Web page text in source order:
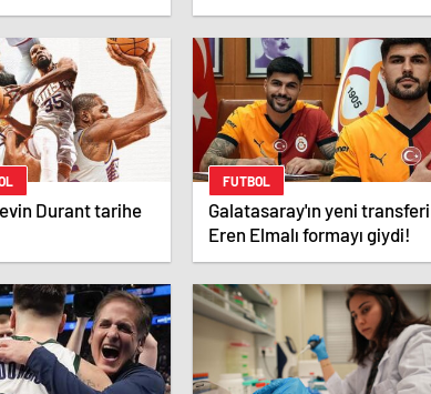
gündem yaratacak Mansur
Yavaş iddiası
Durant tarihe
FUTBOL
Galatasaray'ın yeni transferi
Eren Elmalı formayı giydi!